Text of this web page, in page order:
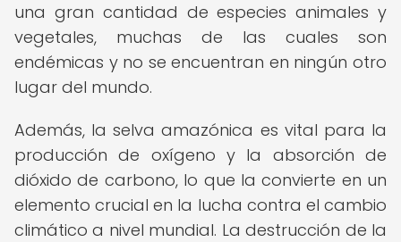
una gran cantidad de especies animales y
vegetales, muchas de las cuales son
endémicas y no se encuentran en ningún otro
lugar del mundo.
Además, la selva amazónica es vital para la
producción de oxígeno y la absorción de
dióxido de carbono, lo que la convierte en un
elemento crucial en la lucha contra el cambio
climático a nivel mundial. La destrucción de la